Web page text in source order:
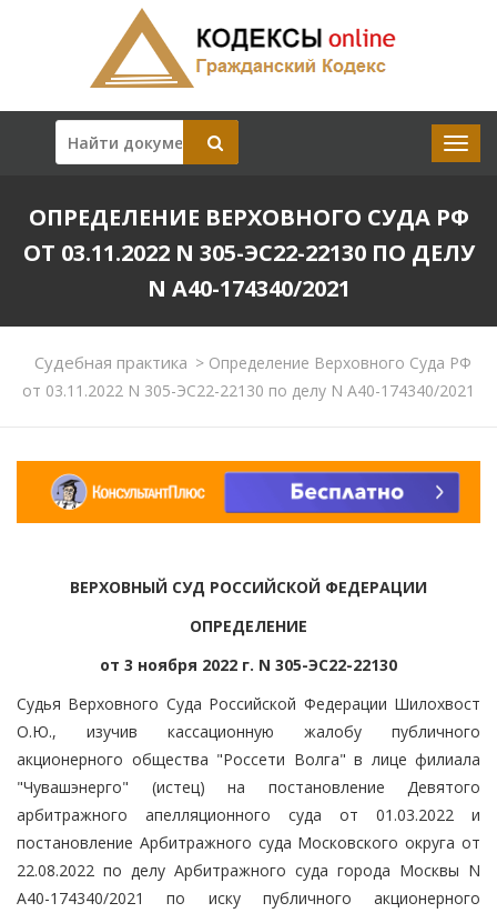
ОПРЕДЕЛЕНИЕ ВЕРХОВНОГО СУДА РФ
ОТ 03.11.2022 N 305-ЭС22-22130 ПО ДЕЛУ
N А40-174340/2021
Судебная практика >Определение Верховного Суда РФ
от 03.11.2022 N 305-ЭС22-22130 по делу N А40-174340/2021
ВЕРХОВНЫЙ СУД РОССИЙСКОЙ ФЕДЕРАЦИИ
ОПРЕДЕЛЕНИЕ
от 3 ноября 2022 г. N 305-ЭС22-22130
Судья Верховного Суда Российской Федерации Шилохвост
О.Ю., изучив кассационную жалобу публичного
акционерного общества "Россети Волга" в лице филиала
"Чувашэнерго" (истец) на постановление Девятого
арбитражного апелляционного суда от 01.03.2022 и
постановление Арбитражного суда Московского округа от
22.08.2022 по делу Арбитражного суда города Москвы N
А40-174340/2021 по иску публичного акционерного